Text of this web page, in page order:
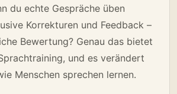
du echte Gespräche üben
Korrekturen und Feedback –
Bewertung? Genau das bietet
und es verändert
Menschen sprechen lernen.